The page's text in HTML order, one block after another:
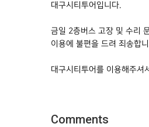
대구시티투어입니다.
금일 2층버스 고장 및 수리
이용에 불편을 드려 죄송합
대구시티투어를 이용해주셔
Comments